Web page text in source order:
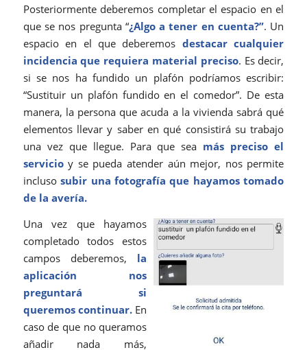
Posteriormente deberemos completar el espacio en el
que se nos pregunta “¿Algo a tener en cuenta?”. Un
espacio en el que deberemos destacar cualquier
incidencia que requiera material preciso. Es decir,
si se nos ha fundido un plafón podríamos escribir:
“Sustituir un plafón fundido en el comedor”. De esta
manera, la persona que acuda a la vivienda sabrá qué
elementos llevar y saber en qué consistirá su trabajo
una vez que llegue. Para que sea más preciso el
servicioy se pueda atender aún mejor, nos permite
inclusosubir una fotografía que hayamos tomado
de la avería.
Una vez que hayamos
completado todos estos
campos deberemos, la
aplicación nos
preguntará si
queremos continuar. En
caso de que no queramos
añadir nada más,